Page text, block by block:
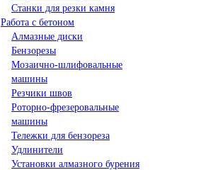
Станки для резки камня
Работа с бетоном
Алмазные диски
Бензорезы
Мозаично-шлифовальные
машины
Резчики швов
Роторно-фрезеровальные
машины
Тележки для бензореза
Удлинители
Установки алмазного бурения